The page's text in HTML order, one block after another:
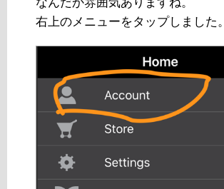
右上のメニューをタップしました。